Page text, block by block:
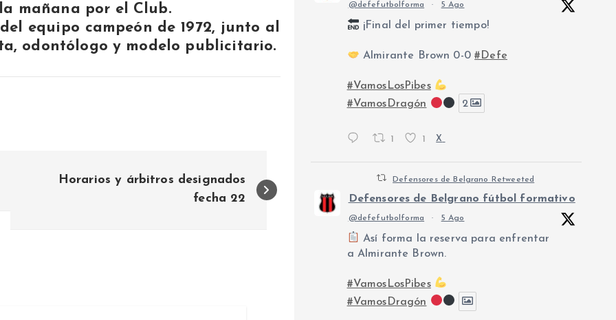
mañana por el Club.
equipo campeón de 1972, junto al
odontólogo y modelo publicitario.
Horarios y árbitros designados
fecha 22
@defefutbolforma · 5 Ago
¡Final del primer tiempo!
Almirante Brown 0-0#Defe
#VamosLosPibes
#VamosDragón
2
1 1 X
Defensores de Belgrano Retweeted
Defensores de Belgrano fútbol formativo
@defefutbolforma · 5 Ago
Así forma la reserva para enfrentar
a Almirante Brown.
#VamosLosPibes
#VamosDragón